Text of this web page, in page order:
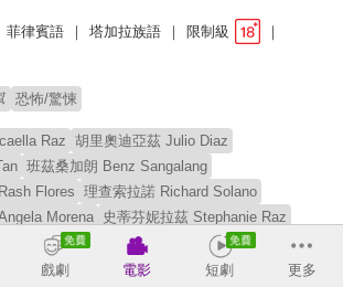
菲律賓語 塔加拉族語
限制級
恐怖/驚悚
Raz 胡里奧迪亞茲 Julio Diaz
班茲桑加朗 Benz Sangalang
Flores 理查索拉諾 Richard Solano
Morena
史蒂芬妮拉茲 Stephanie Raz
Gardo Versoza
卡緹亞桑托斯 Katya Santos
Aguilar戲劇 電影 短劇 更多